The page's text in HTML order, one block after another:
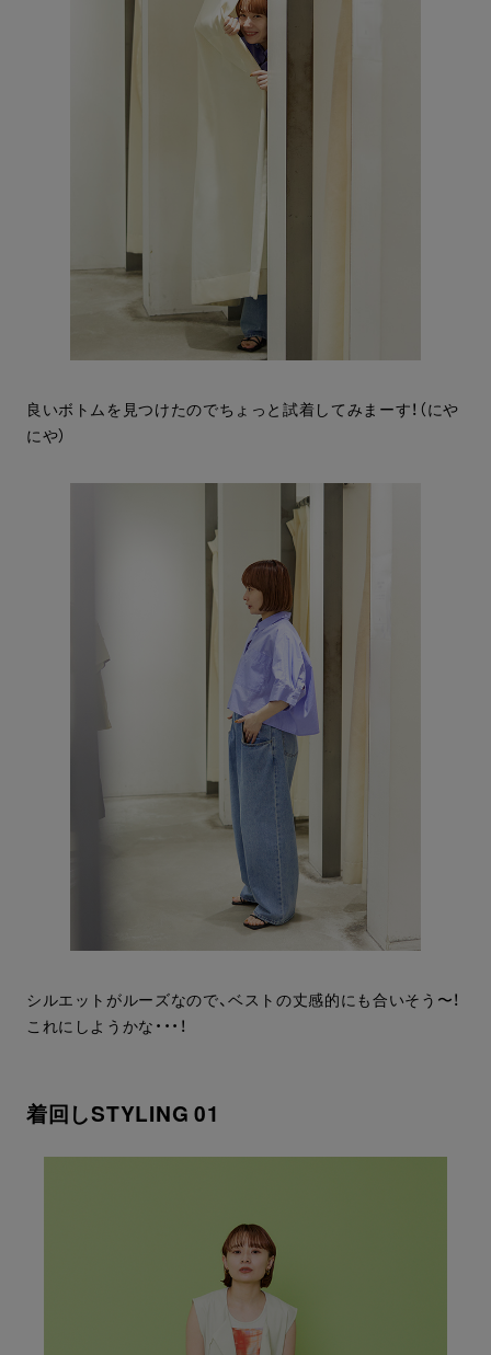
良いボトムを見つけたのでちょっと試着してみまーす！（にや
にや）
シルエットがルーズなので、ベストの丈感的にも合いそう〜！
これにしようかな・・・！
着回しSTYLING 01